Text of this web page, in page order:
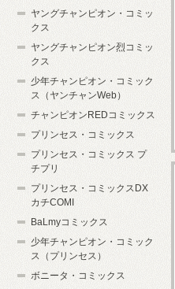
ヤングチャンピオン・コミッ
クス
ヤングチャンピオン烈コミッ
クス
少年チャンピオン・コミック
ス（ヤンチャンWeb）
チャンピオンREDコミックス
プリンセス・コミックス
プリンセス・コミックス プ
チプリ
プリンセス・コミックスDX
カチCOMI
BaLmyコミックス
少年チャンピオン・コミック
ス（プリンセス）
ボニータ・コミックス